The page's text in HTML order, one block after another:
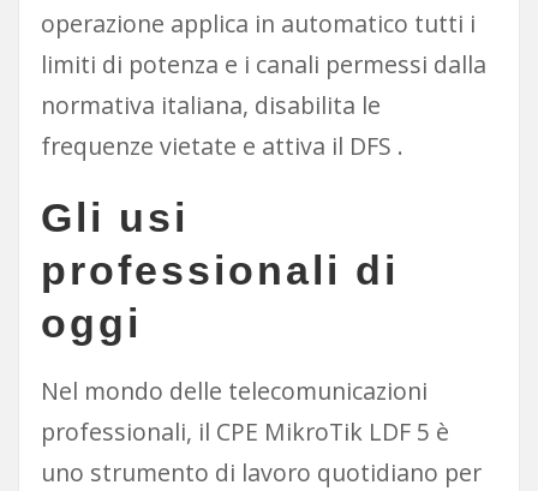
operazione applica in automatico tutti i
limiti di potenza e i canali permessi dalla
normativa italiana, disabilita le
frequenze vietate e attiva il DFS .
Gli usi
professionali di
oggi
Nel mondo delle telecomunicazioni
professionali, il CPE MikroTik LDF 5 è
uno strumento di lavoro quotidiano per